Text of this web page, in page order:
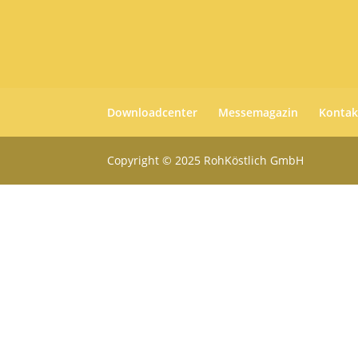
Downloadcenter Messemagazin
Copyright © 2025 RohKöstlich GmbH